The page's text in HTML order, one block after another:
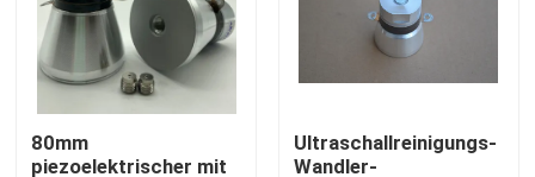
Reinigung Ultraschallwandler
High-Power-Ultraschallwandler
Multi Frequenz-Ultraschallwandler
80mm
piezoelektrischer mit
Ultraschallreinigungs-
Wandler-